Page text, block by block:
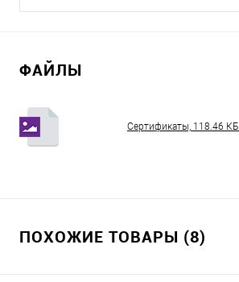
ФАЙЛЫ
Сертификаты, 118.46 КБ
ПОХОЖИЕ ТОВАРЫ (8)